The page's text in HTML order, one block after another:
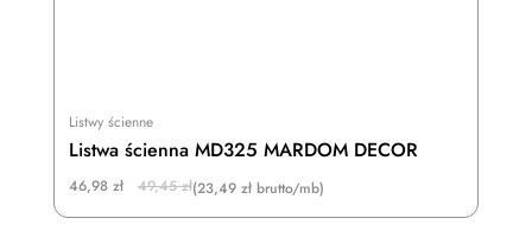
Listwy ścienne
Listwa ścienna MD325 MARDOM DECOR
49,45zł
Original
46,98 zł
Current
(23,49 zł brutto/mb)